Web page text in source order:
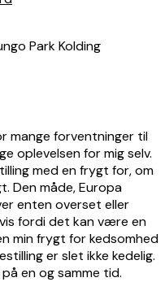
mange forventninger til
oplevelsen for mig selv.
med en frygt for, om
Den måde, Europa
enten overset eller
fordi det kan være en
min frygt for kedsomhed
er slet ikke kedelig.
en og samme tid.